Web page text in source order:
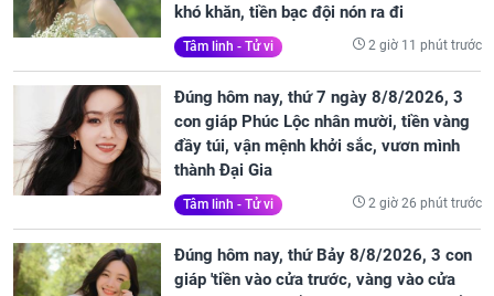
khó khăn, tiền bạc đội nón ra đi
Tâm linh - Tử vi 2 giờ 11 phút trước
Đúng hôm nay, thứ 7 ngày 8/8/2026, 3
con giáp Phúc Lộc nhân mười, tiền vàng
đầy túi, vận mệnh khởi sắc, vươn mình
thành Đại Gia
Tâm linh - Tử vi 2 giờ 26 phút trước
Đúng hôm nay, thứ Bảy 8/8/2026, 3 con
giáp 'tiền vào cửa trước, vàng vào cửa